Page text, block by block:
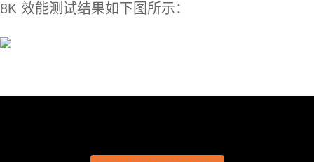
8K 效能测试结果如下图所示：